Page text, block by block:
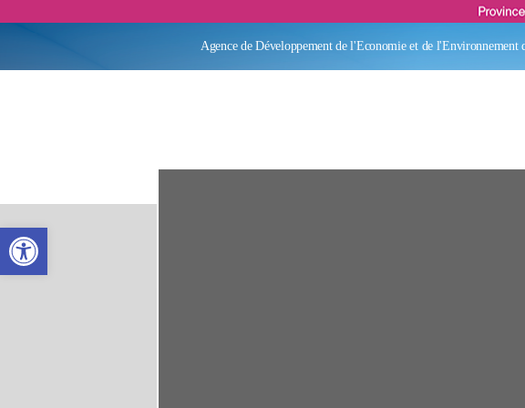
Agence de Développement de l'Economie et de l'Environnement
Ouvrir la barre d’outils